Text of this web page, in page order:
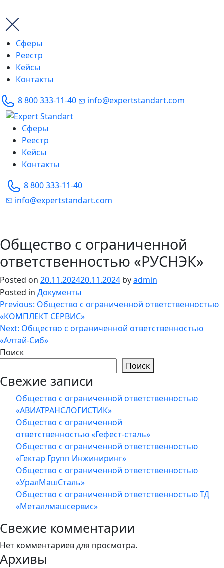
Сферы
Реестр
Кейсы
Контакты
8 800 333-11-40
info@expertstandart.com
Skip
content
Сферы
Реестр
Кейсы
Контакты
8 800 333-11-40
info@expertstandart.com
Общество с ограниченной
ответственностью «РУСНЭК»
Posted on 20.11.202420.11.2024 byadmin
Posted in Документы
Навигация
по
записям
Previous: Общество с ограниченной ответственностью
«КОМПЛЕКТ СЕРВИС»
Next: Общество с ограниченной ответственностью
«Алтай-Сиб»
Поиск
Поиск
Свежие записи
Общество с ограниченной ответственностью
«АВИАТРАНСЛОГИСТИК»
Общество с ограниченной
ответственностью «Гефест-сталь»
Общество с ограниченной ответственностью
«Гектар Групп Инжиниринг»
Общество с ограниченной ответственностью
«УралМашСталь»
Общество с ограниченной ответственностью ТД
«Металлмашсервис»
Свежие комментарии
Нет комментариев для просмотра.
Архивы